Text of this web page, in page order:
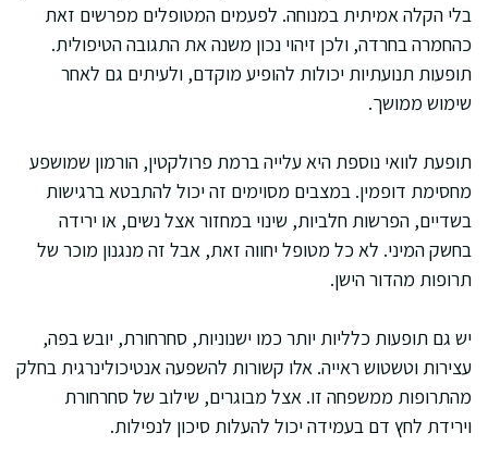
בלי הקלה אמיתית במנוחה. לפעמים המטופלים מפרשים זאת
כהחמרה בחרדה, ולכן זיהוי נכון משנה את התגובה הטיפולית.
תופעות תנועתיות יכולות להופיע מוקדם, ולעיתים גם לאחר
שימוש ממושך.
תופעת לוואי נוספת היא עלייה ברמת פרולקטין, הורמון שמושפע
מחסימת דופמין. במצבים מסוימים זה יכול להתבטא ברגישות
בשדיים, הפרשות חלביות, שינוי במחזור אצל נשים, או ירידה
בחשק המיני. לא כל מטופל יחווה זאת, אבל זה מנגנון מוכר של
תרופות מהדור הישן.
יש גם תופעות כלליות יותר כמו ישנוניות, סחרחורת, יובש בפה,
עצירות וטשטוש ראייה. אלו קשורות להשפעה אנטיכולינרגית בחלק
מהתרופות ממשפחה זו. אצל מבוגרים, שילוב של סחרחורת
וירידת לחץ דם בעמידה יכול להעלות סיכון לנפילות.